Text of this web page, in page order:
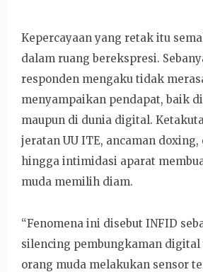
Kepercayaan yang retak itu
dalam ruang berekspresi.
responden mengaku tidak
menyampaikan pendapat, baik
maupun di dunia digital.
jeratan UU ITE, ancaman
hingga intimidasi aparat
muda memilih diam.
“Fenomena ini disebut INFID
silencing pembungkaman digital
orang muda melakukan sensor